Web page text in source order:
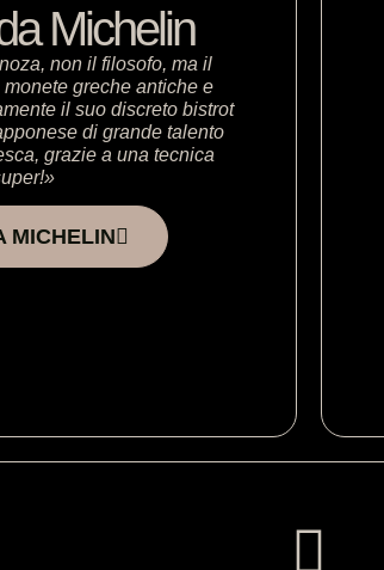
Michelin
non il filosofo, ma il
greche antiche e
il suo discreto bistrot
di grande talento
grazie a una tecnica
MICHELIN